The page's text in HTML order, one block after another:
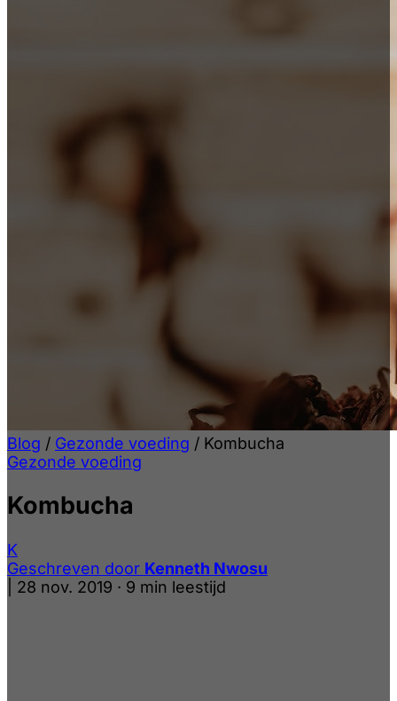
Blog / Gezonde voeding / Kombucha
Gezonde voeding
Kombucha
K
Geschreven door Kenneth Nwosu
28 nov. 2019 · 9 min leestijd